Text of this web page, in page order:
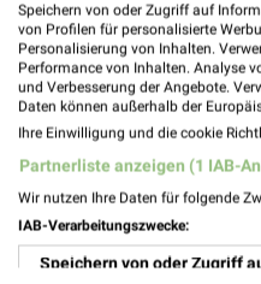
Speichern von oder Zugriff auf
von Profilen für personalisierte
Personalisierung von Inhalten.
Performance von Inhalten. Analyse
und Verbesserung der Angebote.
Daten können außerhalb der
Ihre Einwilligung und die cookie
Partnerliste anzeigen (1 IAB-
Wir nutzen Ihre Daten für folgende
IAB-Verarbeitungszwecke:
Speichern von oder Zugriff